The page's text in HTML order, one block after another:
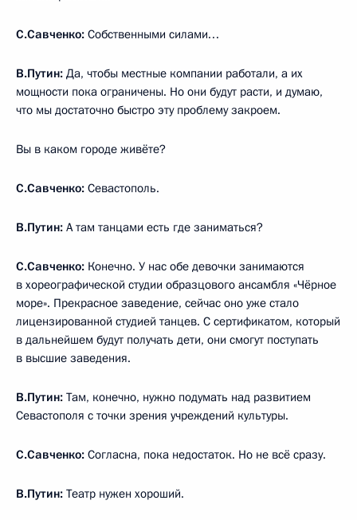
С.Савченко: Собственными силами…
В.Путин: Да, чтобы местные компании работали, а их
мощности пока ограничены. Но они будут расти, и думаю,
что мы достаточно быстро эту проблему закроем.
Вы в каком городе живёте?
С.Савченко: Севастополь.
В.Путин: А там танцами есть где заниматься?
С.Савченко: Конечно. У нас обе девочки занимаются
в хореографической студии образцового ансамбля «Чёрное
море». Прекрасное заведение, сейчас оно уже стало
лицензированной студией танцев. С сертификатом, который
в дальнейшем будут получать дети, они смогут поступать
в высшие заведения.
В.Путин: Там, конечно, нужно подумать над развитием
Севастополя с точки зрения учреждений культуры.
С.Савченко: Согласна, пока недостаток. Но не всё сразу.
В.Путин: Театр нужен хороший.